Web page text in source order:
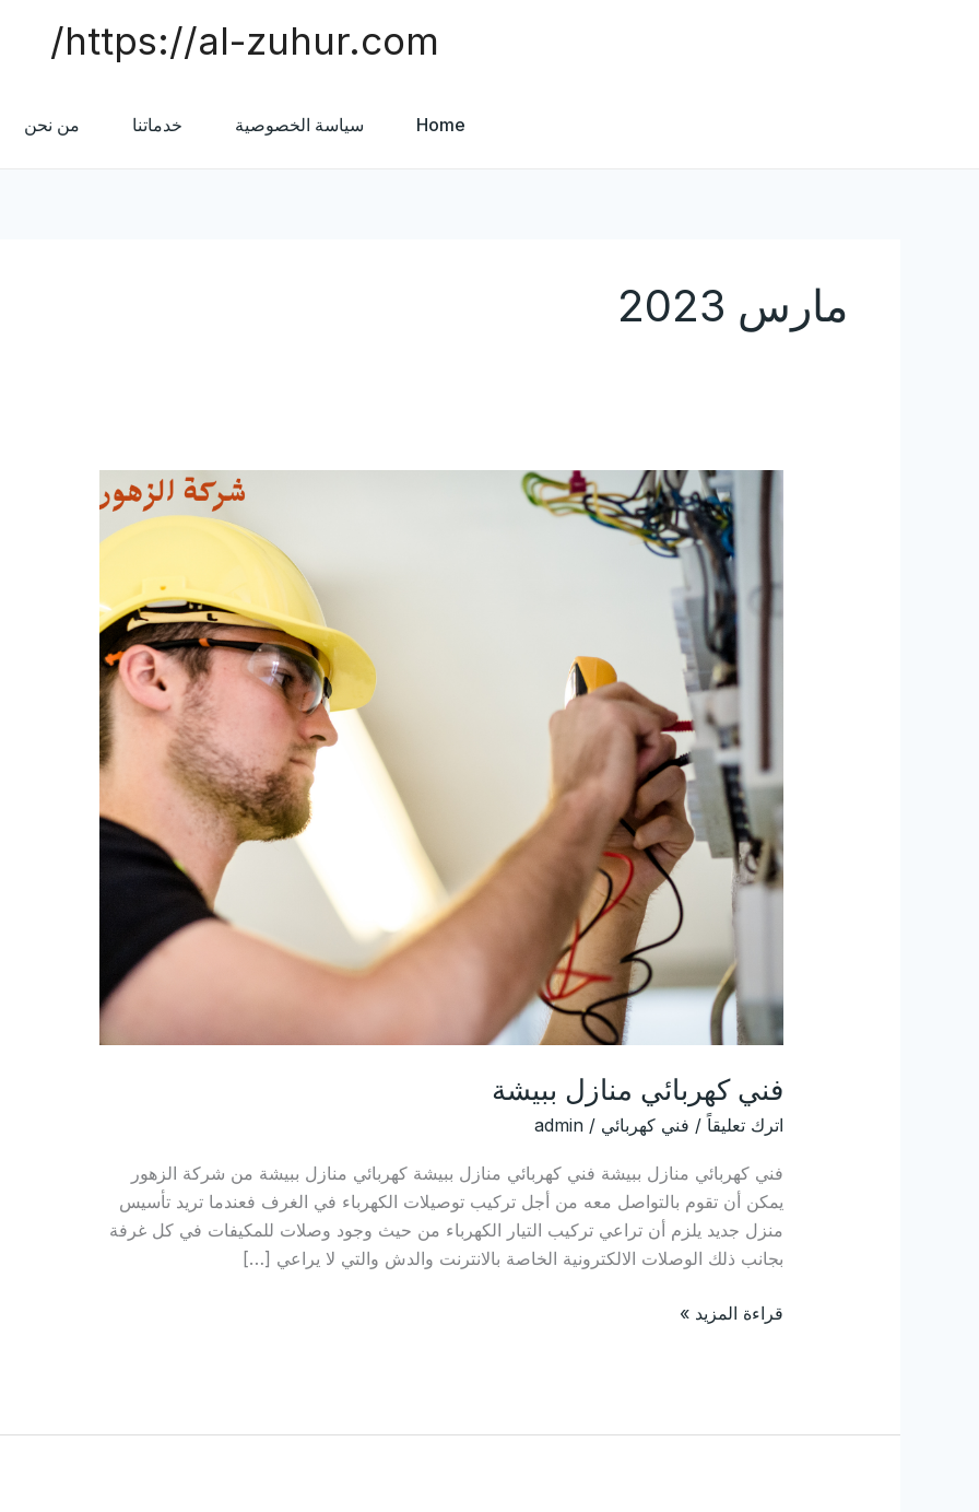
https://al-zuhur.com/
Home سياسة الخصوصية خدماتنا من نحن
مارس 2023
فني كهربائي منازل ببيشة
اترك تعليقاً / فني كهربائي /
admin
فني كهربائي منازل ببيشة فني كهربائي منازل ببيشة كهربائي منازل ببيشة من شركة الزهور
يمكن أن تقوم بالتواصل معه من أجل تركيب توصيلات الكهرباء في الغرف فعندما تريد تأسيس
منزل جديد يلزم أن تراعي تركيب التيار الكهرباء من حيث وجود وصلات للمكيفات في كل غرفة
بجانب ذلك الوصلات الالكترونية الخاصة بالانترنت والدش والتي لا يراعي […]
فني
كهربائي
قراءة المزيد »